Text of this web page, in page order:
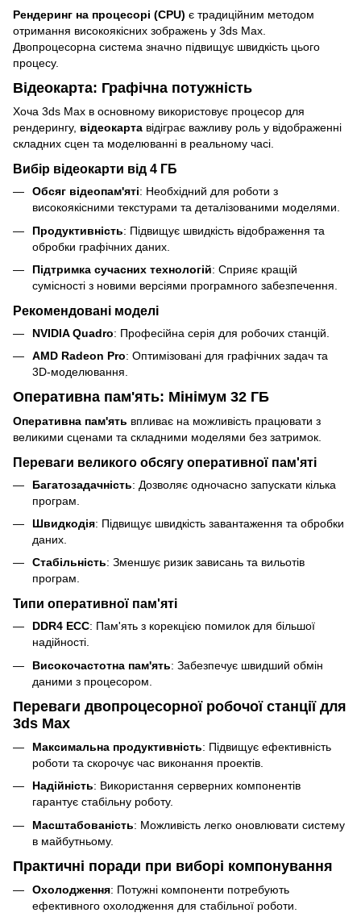
Рендеринг на процесорі (CPU) є традиційним методом
отримання високоякісних зображень у 3ds Max.
Двопроцесорна система значно підвищує швидкість цього
процесу.
Відеокарта: Графічна потужність
Хоча 3ds Max в основному використовує процесор для
рендерингу, відеокарта відіграє важливу роль у відображенні
складних сцен та моделюванні в реальному часі.
Вибір відеокарти від 4 ГБ
Обсяг відеопам'яті: Необхідний для роботи з
високоякісними текстурами та деталізованими моделями.
Продуктивність: Підвищує швидкість відображення та
обробки графічних даних.
Підтримка сучасних технологій: Сприяє кращій
сумісності з новими версіями програмного забезпечення.
Рекомендовані моделі
NVIDIA Quadro: Професійна серія для робочих станцій.
AMD Radeon Pro: Оптимізовані для графічних задач та
3D-моделювання.
Оперативна пам'ять: Мінімум 32 ГБ
Оперативна пам'ять впливає на можливість працювати з
великими сценами та складними моделями без затримок.
Переваги великого обсягу оперативної пам'яті
Багатозадачність: Дозволяє одночасно запускати кілька
програм.
Швидкодія: Підвищує швидкість завантаження та обробки
даних.
Стабільність: Зменшує ризик зависань та вильотів
програм.
Типи оперативної пам'яті
DDR4 ECC: Пам'ять з корекцією помилок для більшої
надійності.
Високочастотна пам'ять: Забезпечує швидший обмін
даними з процесором.
Переваги двопроцесорної робочої станції для
3ds Max
Максимальна продуктивність: Підвищує ефективність
роботи та скорочує час виконання проектів.
Надійність: Використання серверних компонентів
гарантує стабільну роботу.
Масштабованість: Можливість легко оновлювати систему
в майбутньому.
Практичні поради при виборі компонування
Охолодження: Потужні компоненти потребують
ефективного охолодження для стабільної роботи.